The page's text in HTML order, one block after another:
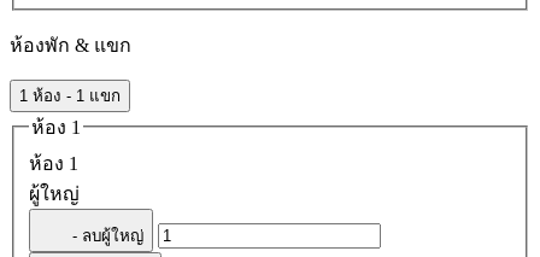
ห้องพัก & แขก
1 ห้อง - 1 แขก
ห้อง 1
ห้อง 1
ผู้ใหญ่
- ลบผู้ใหญ่